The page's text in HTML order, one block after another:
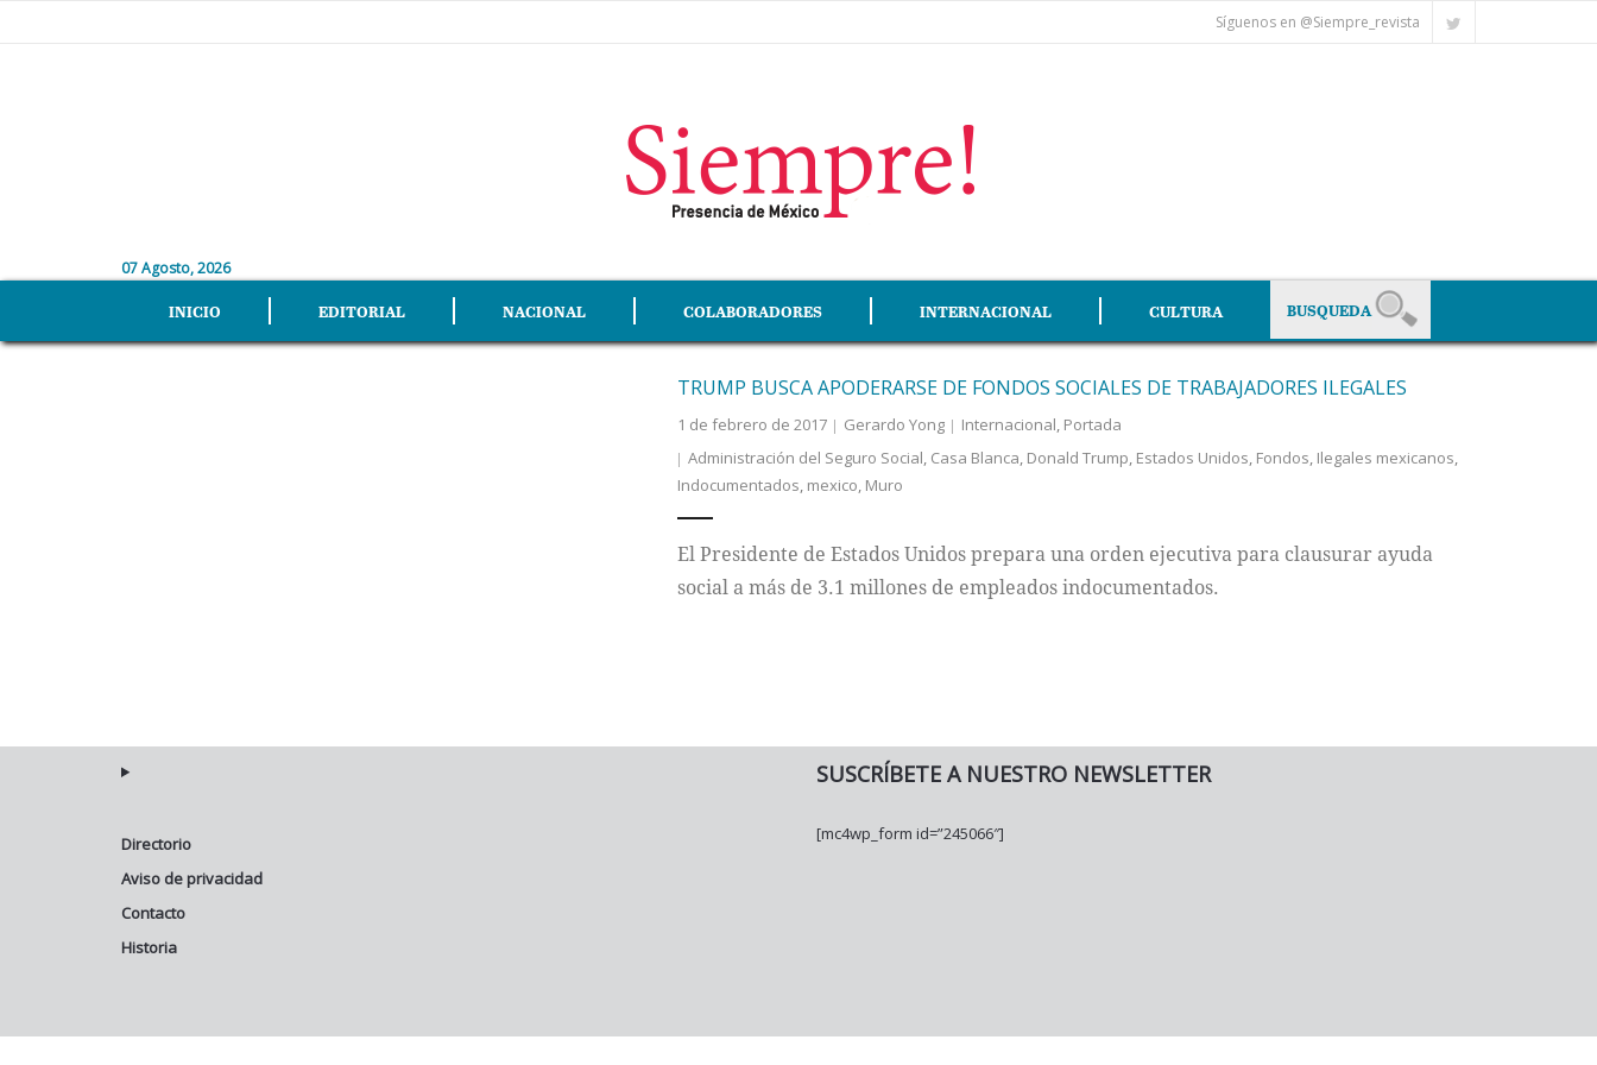
Síguenos en @Siempre_revista
07 Agosto, 2026
INICIO EDITORIAL NACIONAL COLABORADORES INTERNACIONAL CULTURA
TRUMP BUSCA APODERARSE DE FONDOS SOCIALES DE TRABAJADORES ILEGALES
1 de febrero de 2017 Gerardo Yong Internacional, Portada
Administración del Seguro Social, Casa Blanca, Donald Trump, Estados Unidos, Fondos, Ilegales mexicanos,
Indocumentados, mexico, Muro
El Presidente de Estados Unidos prepara una orden ejecutiva para clausurar ayuda
social a más de 3.1 millones de empleados indocumentados.
Directorio
Aviso de privacidad
Contacto
Historia
SUSCRÍBETE A NUESTRO NEWSLETTER
[mc4wp_form id=”245066″]